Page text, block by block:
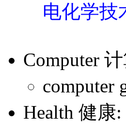
电化学技
Computer
computer
Health 健康: